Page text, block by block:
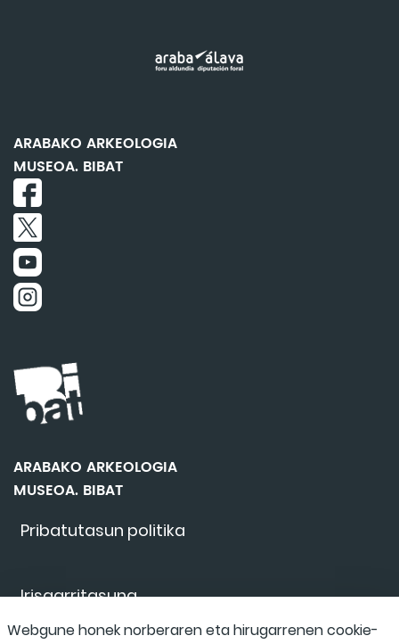
Pribatutasun politika
Irisgarritasuna
ARABAKO ARKEOLOGIA
MUSEOA. BIBAT
ARABAKO ARKEOLOGIA
MUSEOA. BIBAT
Webgune honek norberaren eta hirugarrenen cookie-